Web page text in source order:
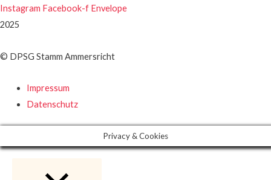
Instagram Facebook-f Envelope
2025
© DPSG Stamm Ammersricht
Impressum
Datenschutz
Privacy & Cookies